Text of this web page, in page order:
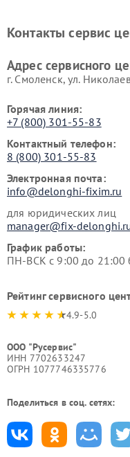
DeLonghi
Контакты сервис
Адрес сервисного
г. Смоленск, ул.
Горячая линия:
+7 (800) 301-55-83
Контактный телефон:
8 (800) 301-55-83
Электронная почта:
info@delonghi-fixim.ru
для юридических лиц
manager@fix-
График работы:
ПН-ВСК с 9:00 до 21:00
Рейтинг сервисного
4.9-5.0
ООО "Русервис"
ИНН 7702633247
ОГРН 1077746335776
Поделиться в соц. сетях: